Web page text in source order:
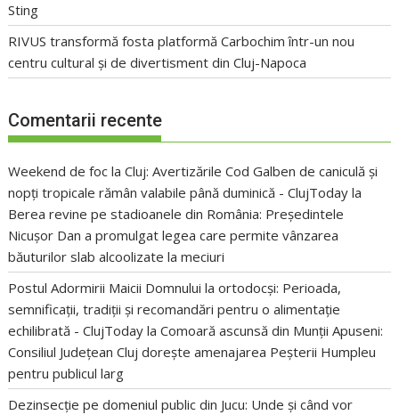
Sting
RIVUS transformă fosta platformă Carbochim într-un nou
centru cultural și de divertisment din Cluj-Napoca
Comentarii recente
Weekend de foc la Cluj: Avertizările Cod Galben de caniculă și
nopți tropicale rămân valabile până duminică - ClujToday la
Berea revine pe stadioanele din România: Președintele
Nicușor Dan a promulgat legea care permite vânzarea
băuturilor slab alcoolizate la meciuri
Postul Adormirii Maicii Domnului la ortodocși: Perioada,
semnificații, tradiții și recomandări pentru o alimentație
echilibrată - ClujToday laComoară ascunsă din Munții Apuseni:
Consiliul Județean Cluj dorește amenajarea Peșterii Humpleu
pentru publicul larg
Dezinsecție pe domeniul public din Jucu: Unde și când vor